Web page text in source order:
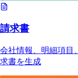
請求書
会社情報、明細項目
求書を生成